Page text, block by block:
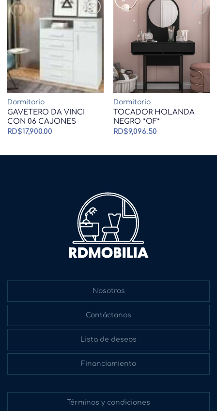
Dormitorio
GAVETERO DA VINCI
CON 06 CAJONES
RD$17,900.00
Dormitorio
TOCADOR HOLANDA
NEGRO *OF*
RD$9,096.50
Nosotros
Contáctanos
Lista de deseos
Financiamiento
Términos y condiciones